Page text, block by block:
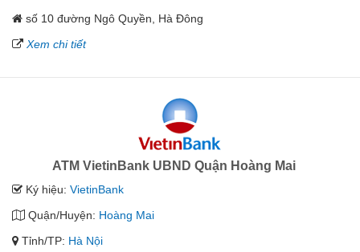
số 10 đường Ngô Quyền, Hà Đông
Xem chi tiết
ATM VietinBank UBND Quận Hoàng Mai
Ký hiệu: VietinBank
Quận/Huyện: Hoàng Mai
Tỉnh/TP: Hà Nội